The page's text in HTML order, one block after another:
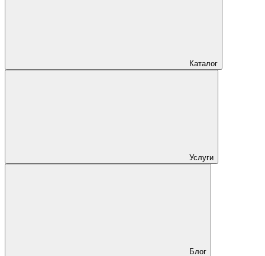
Каталог
Услуги
Блог